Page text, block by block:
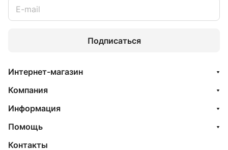
Подписаться
Интернет-магазин
Компания
Информация
Помощь
Контакты